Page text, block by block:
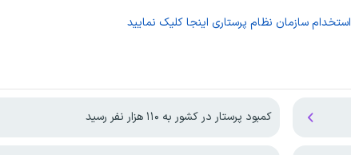
استخدام سازمان نظام پرستاری اینجا کلیک نمایید
کمبود پرستار در کشور به ۱۱۰ هزار نفر رسید